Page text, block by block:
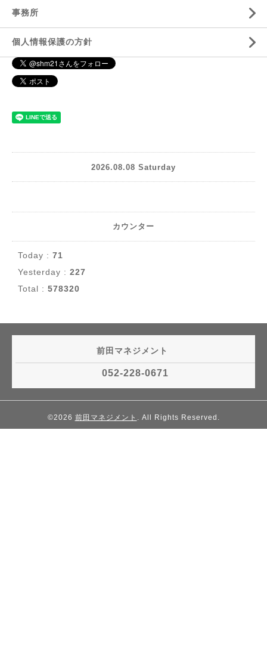
事務所
個人情報保護の方針
2026.08.08 Saturday
カウンター
Today : 71
Yesterday : 227
Total : 578320
前田マネジメント
052-228-0671
©2026 前田マネジメント . All Rights Reserved.